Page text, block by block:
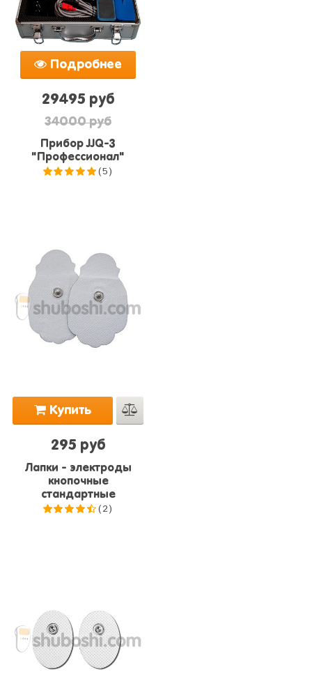
Подробнее
29495 руб
34000 руб
Прибор JJQ-3
"Профессионал"
(5)
Купить
295 руб
Лапки - электроды
кнопочные
стандартные
(2)